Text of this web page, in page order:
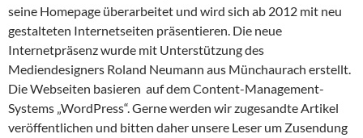
seine Homepage überarbeitet und wird sich ab 2012 mit neu
gestalteten Internetseiten präsentieren. Die neue
Internetpräsenz wurde mit Unterstützung des
Mediendesigners Roland Neumann aus Münchaurach erstellt.
Die Webseiten basieren auf dem Content-Management-
Systems „WordPress“. Gerne werden wir zugesandte Artikel
veröffentlichen und bitten daher unsere Leser um Zusendung